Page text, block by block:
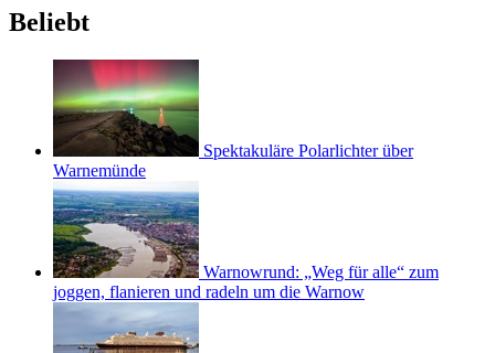
Beliebt
Spektakuläre Polarlichter über
Warnemünde
Warnowrund: „Weg für alle“ zum
joggen, flanieren und radeln um die Warnow